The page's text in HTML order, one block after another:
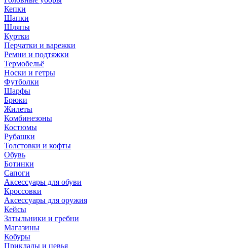
Кепки
Шапки
Шляпы
Куртки
Перчатки и варежки
Ремни и подтяжки
Термобельё
Носки и гетры
Футболки
Шарфы
Брюки
Жилеты
Комбинезоны
Костюмы
Рубашки
Толстовки и кофты
Обувь
Ботинки
Сапоги
Аксессуары для обуви
Кроссовки
Аксессуары для оружия
Кейсы
Затыльники и гребни
Магазины
Кобуры
Приклады и цевья